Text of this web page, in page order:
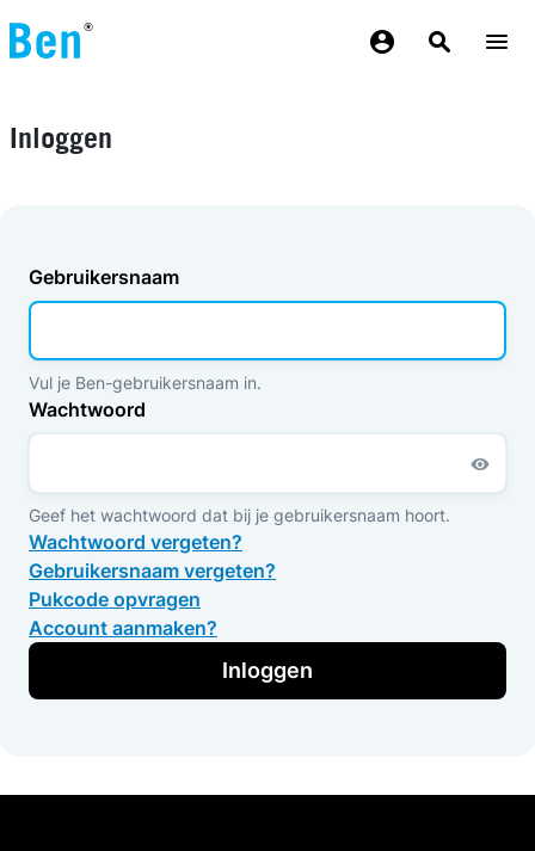
Inloggen
Gebruikersnaam
Vul je Ben-gebruikersnaam in.
Wachtwoord
Geef het wachtwoord dat bij je gebruikersnaam hoort.
Wachtwoord vergeten?
Gebruikersnaam vergeten?
Pukcode opvragen
Account aanmaken?
Inloggen